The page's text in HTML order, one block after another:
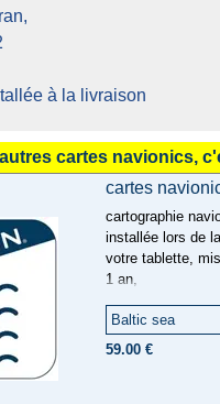
à la livraison
cartes navionics,
cartes
cartographie
installée lors de
votre tablette,
1 an,
59.00 €